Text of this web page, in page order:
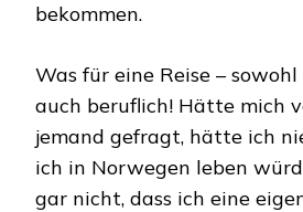
bekommen.
Was für eine Reise –
auch beruflich! Hätte mich
jemand gefragt, hätte ich
ich in Norwegen leben
gar nicht, dass ich eine